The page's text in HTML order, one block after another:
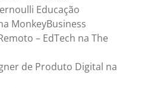
Educação
MonkeyBusiness
– EdTech na The
de Produto Digital na